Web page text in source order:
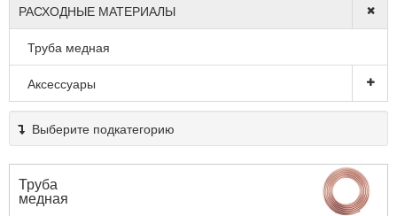
РАСХОДНЫЕ МАТЕРИАЛЫ
Труба медная
Аксессуары
Выберите подкатегорию
Труба
медная